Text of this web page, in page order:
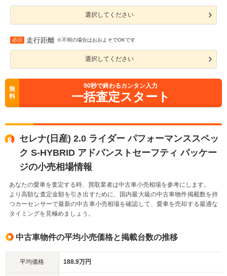
選択してください
必須 走行距離 ※不明の場合はおおよそでOKです
選択してください
無
料
90秒で終わるカンタン入力
一括査定スタート
セレナ(日産) 2.0 ライダー パフォーマンススペッ
ク S-HYBRID アドバンストセーフティ パッケー
ジの小売相場情報
あなたの愛車を査定する時、買取業者は中古車小売相場を参考にします。
より高額な査定金額を引き出すために、国内最大級の中古車物件掲載数を持
つカーセンサーで最新の中古車小売相場を確認して、愛車を売却する最適な
タイミングを見極めましょう。
中古車物件の平均小売価格と掲載台数の推移
平均価格 188.9万円